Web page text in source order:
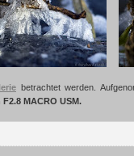
betrachtet werden.
F2.8 MACRO USM.